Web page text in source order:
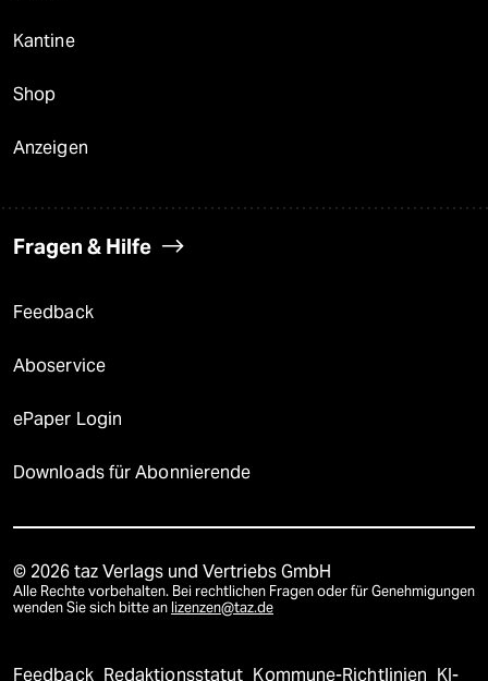
Kantine
Shop
Anzeigen
Fragen & Hilfe
Feedback
Aboservice
ePaper Login
Downloads für Abonnierende
© 2026 taz Verlags und Vertriebs GmbH
Alle Rechte vorbehalten. Bei rechtlichen Fragen oder für Genehmigungen
wenden Sie sich bitte an lizenzen@taz.de
Feedback Redaktionsstatut Kommune-Richtlinien KI-